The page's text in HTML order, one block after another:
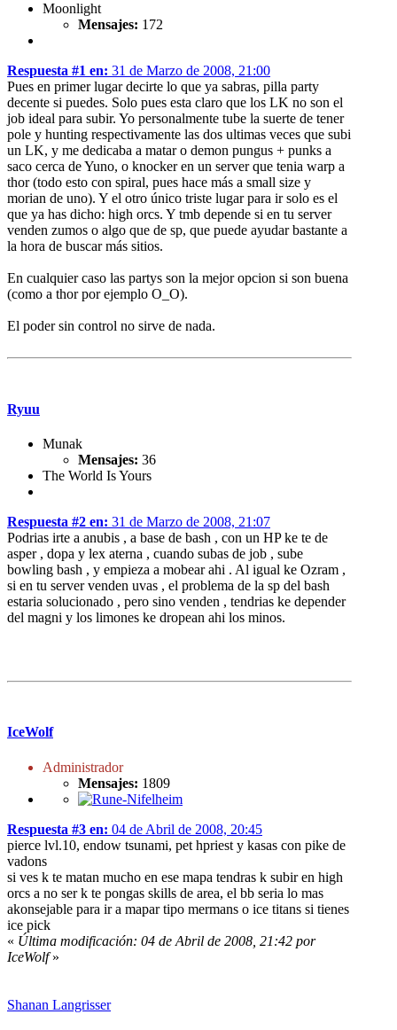
Moonlight
Mensajes: 172
Respuesta #1 en: 31 de Marzo de 2008, 21:00
Pues en primer lugar decirte lo que ya sabras, pilla party
decente si puedes. Solo pues esta claro que los LK no son el
job ideal para subir. Yo personalmente tube la suerte de tener
pole y hunting respectivamente las dos ultimas veces que subi
un LK, y me dedicaba a matar o demon pungus + punks a
saco cerca de Yuno, o knocker en un server que tenia warp a
thor (todo esto con spiral, pues hace más a small size y
morian de uno). Y el otro único triste lugar para ir solo es el
que ya has dicho: high orcs. Y tmb depende si en tu server
venden zumos o algo que de sp, que puede ayudar bastante a
la hora de buscar más sitios.
En cualquier caso las partys son la mejor opcion si son buena
(como a thor por ejemplo O_O).
El poder sin control no sirve de nada.
Ryuu
Munak
Mensajes: 36
The World Is Yours
Respuesta #2 en: 31 de Marzo de 2008, 21:07
Podrias irte a anubis , a base de bash , con un HP ke te de
asper , dopa y lex aterna , cuando subas de job , sube
bowling bash , y empieza a mobear ahi . Al igual ke Ozram ,
si en tu server venden uvas , el problema de la sp del bash
estaria solucionado , pero sino venden , tendrias ke depender
del magni y los limones ke dropean ahi los minos.
IceWolf
Administrador
Mensajes: 1809
Respuesta #3 en: 04 de Abril de 2008, 20:45
pierce lvl.10, endow tsunami, pet hpriest y kasas con pike de
vadons
si ves k te matan mucho en ese mapa tendras k subir en high
orcs a no ser k te pongas skills de area, el bb seria lo mas
akonsejable para ir a mapar tipo mermans o ice titans si tienes
ice pick
« Última modificación: 04 de Abril de 2008, 21:42 por
IceWolf»
Shanan Langrisser